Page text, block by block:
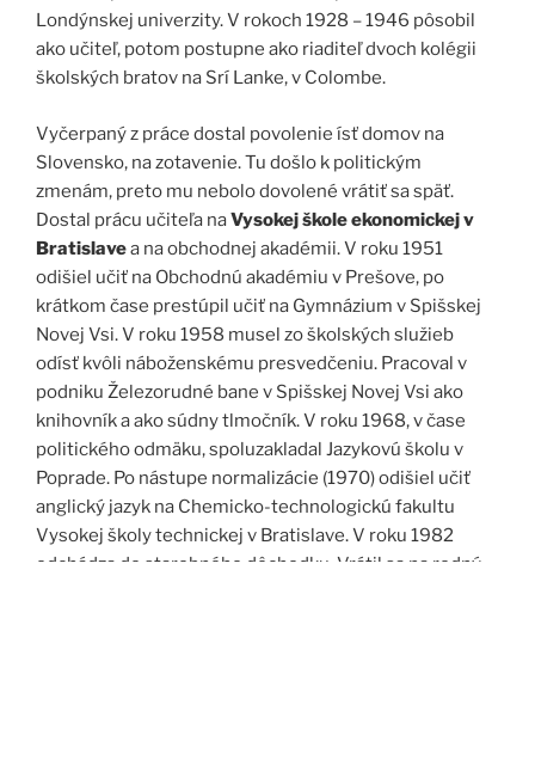
Londýnskej univerzity. V rokoch 1928 – 1946 pôsobil
ako učiteľ, potom postupne ako riaditeľ dvoch kolégii
školských bratov na Srí Lanke, v Colombe.
Vyčerpaný z práce dostal povolenie ísť domov na
Slovensko, na zotavenie. Tu došlo k politickým
zmenám, preto mu nebolo dovolené vrátiť sa späť.
Dostal prácu učiteľa naVysokej škole ekonomickej v
Bratislavea na obchodnej akadémii. V roku 1951
odišiel učiť na Obchodnú akadémiu v Prešove, po
krátkom čase prestúpil učiť na Gymnázium v Spišskej
Novej Vsi. V roku 1958 musel zo školských služieb
odísť kvôli náboženskému presvedčeniu. Pracoval v
podniku Železorudné bane v Spišskej Novej Vsi ako
knihovník a ako súdny tlmočník. V roku 1968, v čase
politického odmäku, spoluzakladal Jazykovú školu v
Poprade. Po nástupe normalizácie (1970) odišiel učiť
anglický jazyk na Chemicko-technologickú fakultu
Vysokej školy technickej v Bratislave. V roku 1982
odchádza do starobného dôchodku. Vrátil sa na rodný